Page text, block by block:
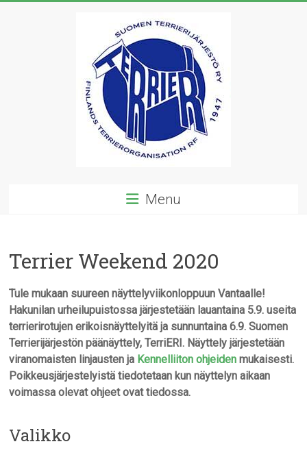
Terrierijärjestö
23
rotujärjestö
Menu
Terrier Weekend 2020
Tule mukaan suureen näyttelyviikonloppuun Vantaalle!
Hakunilan urheilupuistossa järjestetään lauantaina 5.9. useita
terrierirotujen erikoisnäyttelyitä ja sunnuntaina 6.9. Suomen
Terrierijärjestön päänäyttely, TerriERI. Näyttely järjestetään
viranomaisten linjausten ja Kennelliiton ohjeiden mukaisesti.
Poikkeusjärjestelyistä tiedotetaan kun näyttelyn aikaan
voimassa olevat ohjeet ovat tiedossa.
Valikko